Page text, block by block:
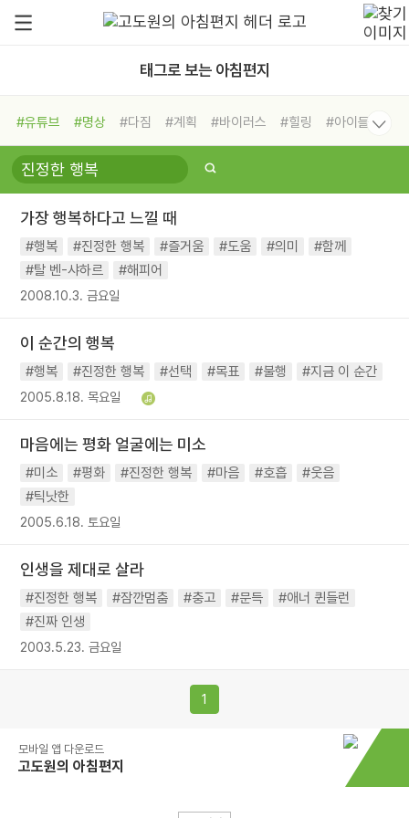
태그로 보는 아침편지
#유튜브 #명상 #다짐 #계획 #바이러스 #힐링
#아이들
#비전캠프
#독서캠프 #삶
#희망
#나눔 #친구 #링컨학교
#독서
#건강 #면역력
가장 행복하다고 느낄 때
#행복 #진정한 행복 #즐거움 #도움 #의미
#함께
#탈 벤-샤하르
#해피어
2008.10.3. 금요일
이 순간의 행복
#행복 #진정한 행복 #선택 #목표 #불행 #지금 이 순간
2005.8.18. 목요일
마음에는 평화 얼굴에는 미소
#미소 #평화 #진정한 행복 #마음 #호흡
#웃음
#틱낫한
2005.6.18. 토요일
인생을 제대로 살라
#진정한 행복 #잠깐멈춤 #충고 #문득
#애너 퀸들런
#진짜 인생
2003.5.23. 금요일
1
모바일 앱 다운로드
고도원의 아침편지